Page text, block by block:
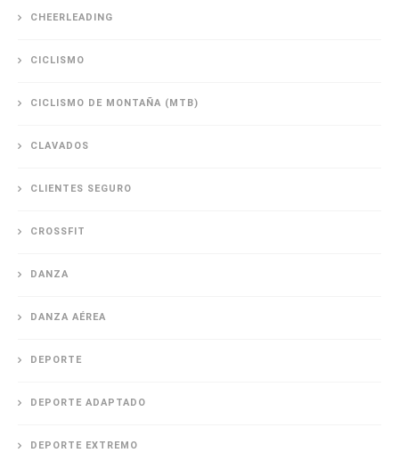
CHEERLEADING
CICLISMO
CICLISMO DE MONTAÑA (MTB)
CLAVADOS
CLIENTES SEGURO
CROSSFIT
DANZA
DANZA AÉREA
DEPORTE
DEPORTE ADAPTADO
DEPORTE EXTREMO